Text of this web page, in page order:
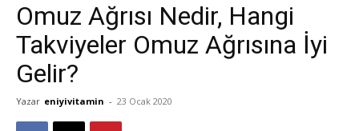
Omuz Ağrısı Nedir, Hangi
Takviyeler Omuz Ağrısına İyi
Gelir?
Yazar eniyivitamin - 23 Ocak 2020